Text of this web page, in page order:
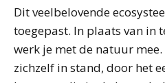
Dit veelbelovende
toegepast. In plaats van in
werk je met de natuur
zichzelf in stand, door het